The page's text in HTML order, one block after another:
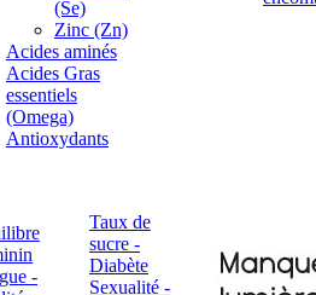
(Se)
Zinc (Zn)
Acides aminés
Acides Gras
essentiels
(Omega)
Antioxydants
-
Taux de
sucre -
Diabète
Sexualité -